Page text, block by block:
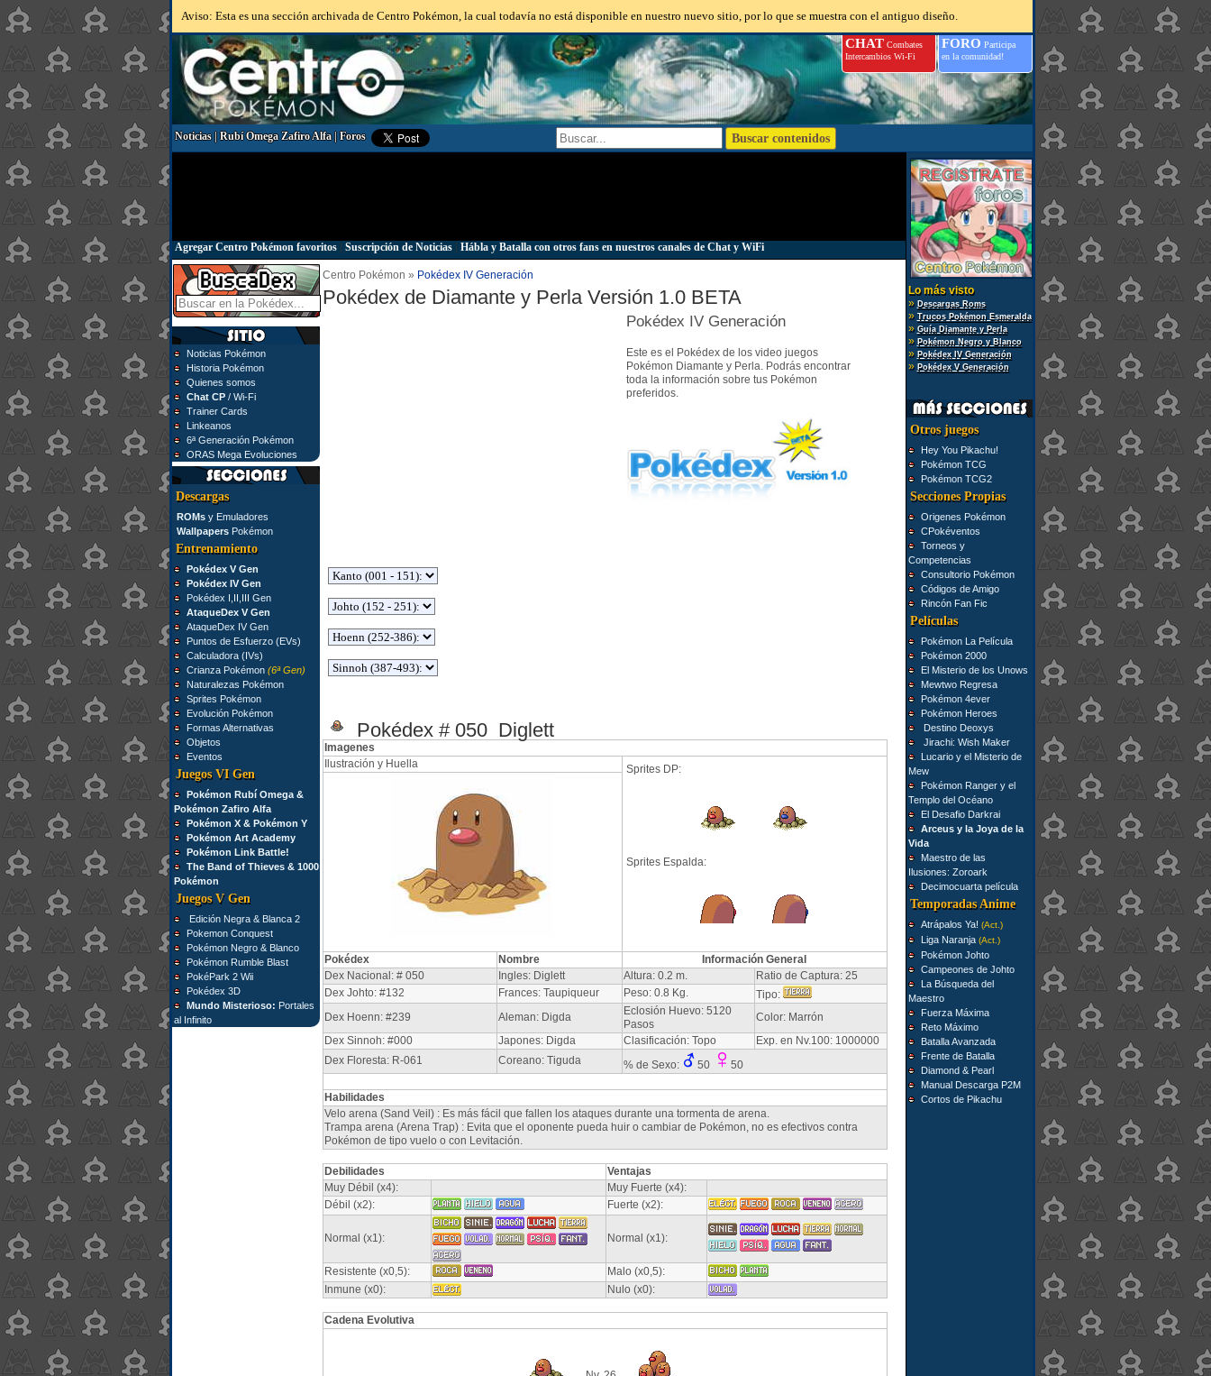
Aviso: Esta es una sección archivada de Centro Pokémon, la cual todavía no está disponible en nuestro nuevo sitio, por lo que se muestra con el antiguo diseño.
FORO Participa
en la comunidad!
CHATCombates
Intercambios Wi-Fi
Noticias|Rubí Omega Zafiro Alfa|Foros
Agregar Centro Pokémon favoritos| Suscripción de Noticias| Hábla y Batalla con otros fans en nuestros canales de Chat y WiFi
Lo más visto
» Descargas Roms
» Trucos Pokémon Esmeralda
» Guía Diamante y Perla
» Pokémon Negro y Blanco
» Pokédex IV Generación
» Pokédex V Generación
Otros juegos
Hey You Pikachu!
Pokémon TCG
Pokémon TCG2
Secciones Propias
Origenes Pokémon
CPokéventos
Torneos y
Competencias
Consultorio Pokémon
Códigos de Amigo
Rincón Fan Fic
Películas
Pokémon La Película
Pokémon 2000
El Misterio de los Unows
Mewtwo Regresa
Pokémon 4ever
Pokémon Heroes
Destino Deoxys
Jirachi: Wish Maker
Lucario y el Misterio de
Mew
Pokémon Ranger y el
Templo del Océano
El Desafio Darkrai
Arceus y la Joya de la
Vida
Maestro de las
Ilusiones: Zoroark
Decimocuarta película
Temporadas Anime
Atrápalos Ya! (Act.)
Liga Naranja (Act.)
Pokémon Johto
Campeones de Johto
La Búsqueda del
Maestro
Fuerza Máxima
Reto Máximo
Batalla Avanzada
Frente de Batalla
Diamond & Pearl
Manual Descarga P2M
Cortos de Pikachu
Noticias Pokémon
Historia Pokémon
Quienes somos
Chat CP/ Wi-Fi
Trainer Cards
Linkeanos
6ª Generación Pokémon
ORAS Mega Evoluciones
Descargas
ROMsy Emuladores
WallpapersPokémon
Entrenamiento
Pokédex V Gen
Pokédex IV Gen
Pokédex I,II,III Gen
AtaqueDex V Gen
AtaqueDex IV Gen
Puntos de Esfuerzo (EVs)
Calculadora (IVs)
Crianza Pokémon (6ª Gen)
Naturalezas Pokémon
Sprites Pokémon
Evolución Pokémon
Formas Alternativas
Objetos
Eventos
Juegos VI Gen
Pokémon Rubí Omega &
Pokémon Zafiro Alfa
Pokémon X & Pokémon Y
Pokémon Art Academy
Pokémon Link Battle!
The Band of Thieves & 1000
Pokémon
Juegos V Gen
Edición Negra & Blanca 2
Pokemon Conquest
Pokémon Negro & Blanco
Pokémon Rumble Blast
PokéPark 2 Wii
Pokédex 3D
Mundo Misterioso: Portales
al Infinito
Centro Pokémon » Pokédex IV Generación
Pokédex de Diamante y Perla Versión 1.0 BETA
Pokédex IV Generación
Este es el Pokédex de los video juegos
Pokémon Diamante y Perla. Podrás encontrar
toda la información sobre tus Pokémon
preferidos.
Pokédex # 050 Diglett
Imagenes
Ilustración y Huella
Sprites DP:
Sprites Espalda:
Pokédex Nombre
Información General
Dex Nacional: # 050
Ingles: Diglett Altura: 0.2 m.
Ratio de Captura: 25
Dex Johto: #132
Frances: Taupiqueur Peso: 0.8 Kg.
Tipo:
Dex Hoenn: #239
Aleman: Digda
Eclosión Huevo: 5120
Pasos
Color: Marrón
Dex Sinnoh: #000
Japones: Digda Clasificación: Topo
Exp. en Nv.100: 1000000
Dex Floresta: R-061
Coreano: Tiguda % de Sexo: 50 50
Habilidades
Velo arena (Sand Veil) : Es más fácil que fallen los ataques durante una tormenta de arena.
Trampa arena (Arena Trap) : Evita que el oponente pueda huir o cambiar de Pokémon, no es efectivos contra
Pokémon de tipo vuelo o con Levitación.
Debilidades
Ventajas
Muy Débil (x4):
Muy Fuerte (x4):
Débil (x2):
Fuerte (x2):
Normal (x1): Normal (x1):
Resistente (x0,5):
Malo (x0,5):
Inmune (x0):
Nulo (x0):
Cadena Evolutiva